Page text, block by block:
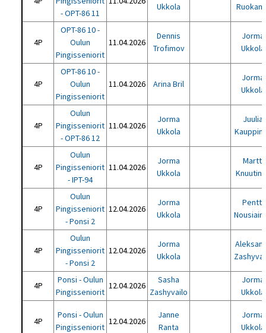
- OPT-86 11
Ukkola
4P
OPT-86 10 -
Oulun
Pingisseniorit
11.04.2026
Dennis
Trofimov
Jorma
Ukkola
4P
OPT-86 10 -
Oulun
Pingisseniorit
11.04.2026 Arina Bril
Jorma
Ukkola
4P
Oulun
Pingisseniorit
- OPT-86 12
11.04.2026
Jorma
Ukkola
Juulia
4P
Oulun
Pingisseniorit
- IPT-94
11.04.2026
Jorma
Ukkola
Martti
4P
Oulun
Pingisseniorit
- Ponsi 2
12.04.2026
Jorma
Ukkola
Pentti
4P
Oulun
Pingisseniorit
- Ponsi 2
12.04.2026
Jorma
Ukkola
4P
Ponsi - Oulun
Pingisseniorit
12.04.2026
Sasha
Zashyvailo
Jorma
Ukkola
4P
Ponsi - Oulun
Pingisseniorit
12.04.2026
Janne
Ranta
Jorma
Ukkola